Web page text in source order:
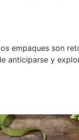
empaques son
anticiparse y